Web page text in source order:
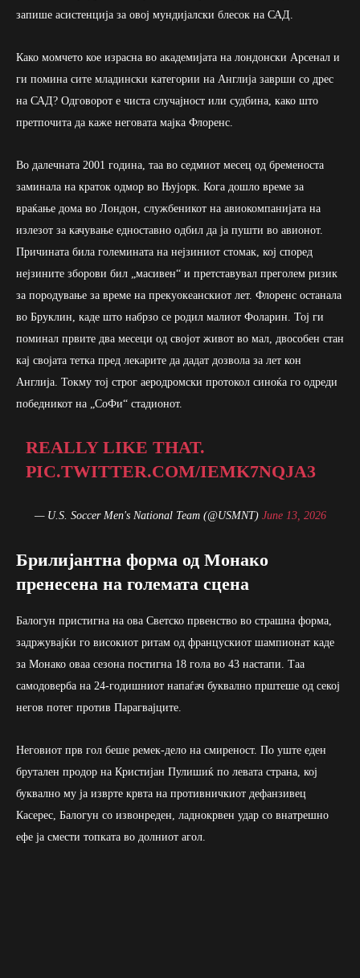
запише асистенција за овој мундијалски блесок на САД.
Како момчето кое израсна во академијата на лондонски Арсенал и
ги помина сите младински категории на Англија заврши со дрес
на САД? Одговорот е чиста случајност или судбина, како што
претпочита да каже неговата мајка Флоренс.
Во далечната 2001 година, таа во седмиот месец од бременоста
заминала на краток одмор во Њујорк. Кога дошло време за
враќање дома во Лондон, службеникот на авиокомпанијата на
излезот за качување едноставно одбил да ја пушти во авионот.
Причината била големината на нејзиниот стомак, кој според
нејзините зборови бил „масивен“ и претставувал преголем ризик
за породување за време на прекуокеанскиот лет. Флоренс останала
во Бруклин, каде што набрзо се родил малиот Фоларин. Тој ги
поминал првите два месеци од својот живот во мал, двособен стан
кај својата тетка пред лекарите да дадат дозвола за лет кон
Англија. Токму тој строг аеродромски протокол синоќа го одреди
победникот на „СоФи“ стадионот.
REALLY LIKE THAT.
PIC.TWITTER.COM/IEMK7NQJA3
— U.S. Soccer Men's National Team (@USMNT) June 13, 2026
Брилијантна форма од Монако
пренесена на големата сцена
Балогун пристигна на ова Светско првенство во страшна форма,
задржувајќи го високиот ритам од францускиот шампионат каде
за Монако оваа сезона постигна 18 гола во 43 настапи. Таа
самодоверба на 24-годишниот напаѓач буквално прштеше од секој
негов потег против Парагвајците.
Неговиот прв гол беше ремек-дело на смиреност. По уште еден
брутален продор на Кристијан Пулишиќ по левата страна, кој
буквално му ја изврте крвта на противничкиот дефанзивец
Касерес, Балогун со извонреден, ладнокрвен удар со внатрешно
ефе ја смести топката во долниот агол.